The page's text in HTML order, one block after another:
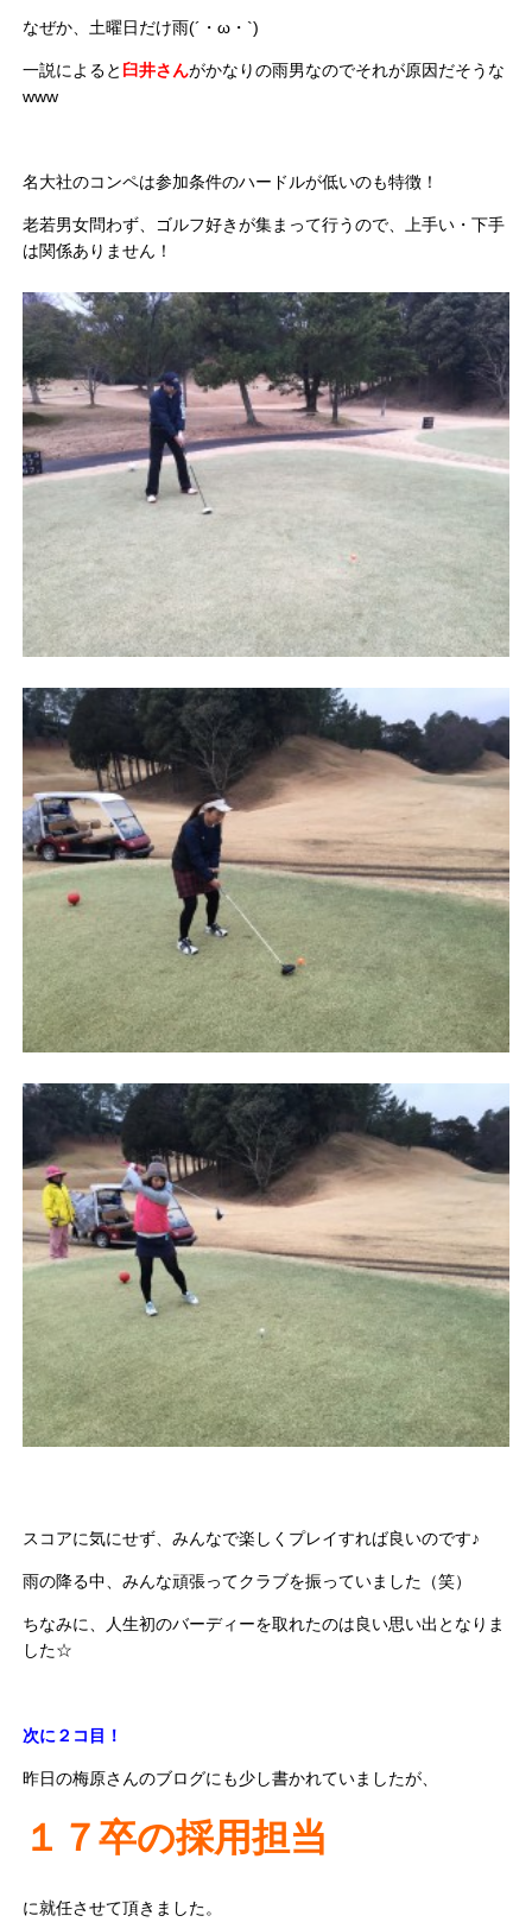
なぜか、土曜日だけ雨(´・ω・`)
一説によると 臼井さんがかなりの雨男なのでそれが原因だそうな
www
名大社のコンペは参加条件のハードルが低いのも特徴！
老若男女問わず、ゴルフ好きが集まって行うので、上手い・下手
は関係ありません！
スコアに気にせず、みんなで楽しくプレイすれば良いのです♪
雨の降る中、みんな頑張ってクラブを振っていました（笑）
ちなみに、人生初のバーディーを取れたのは良い思い出となりま
した☆
次に２コ目！
昨日の梅原さんのブログにも少し書かれていましたが、
１７卒の採用担当
に就任させて頂きました。